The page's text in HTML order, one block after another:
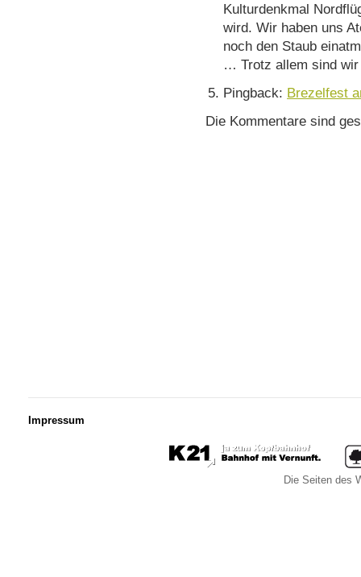
Kulturdenkmal
wird. Wir haben uns
noch den Staub
… Trotz allem sind
Pingback: Brezelfest
Die Kommentare sind
Impressum
Die Seiten des